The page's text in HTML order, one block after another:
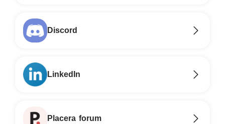
Discord
LinkedIn
Placera forum